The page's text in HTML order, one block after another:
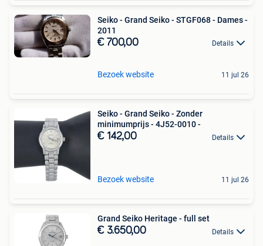
Seiko - Grand Seiko - STGF068 - Dames -
2011
€ 700,00 Details
Bezoek website 11 jul 26
Seiko - Grand Seiko - Zonder
minimumprijs - 4J52-0010 -
€ 142,00 Details
Bezoek website 11 jul 26
Grand Seiko Heritage - full set
€ 3.650,00 Details